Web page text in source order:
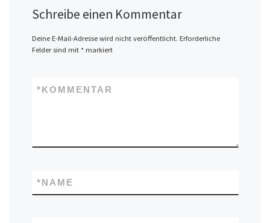
Schreibe einen Kommentar
Deine E-Mail-Adresse wird nicht veröffentlicht. Erforderliche
Felder sind mit *markiert
KOMMENTAR
*
NAME
*